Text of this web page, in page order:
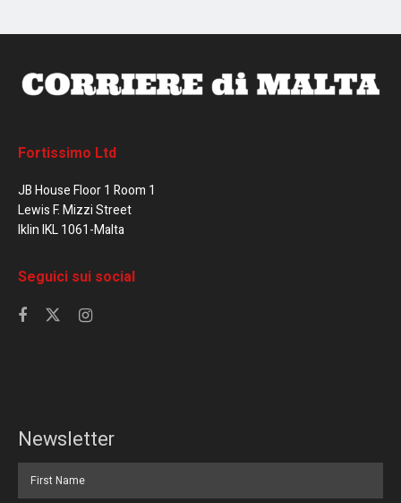
Fortissimo Ltd
JB House Floor 1 Room 1
Lewis F. Mizzi Street
Iklin IKL 1061-Malta
Seguici sui social
Newsletter